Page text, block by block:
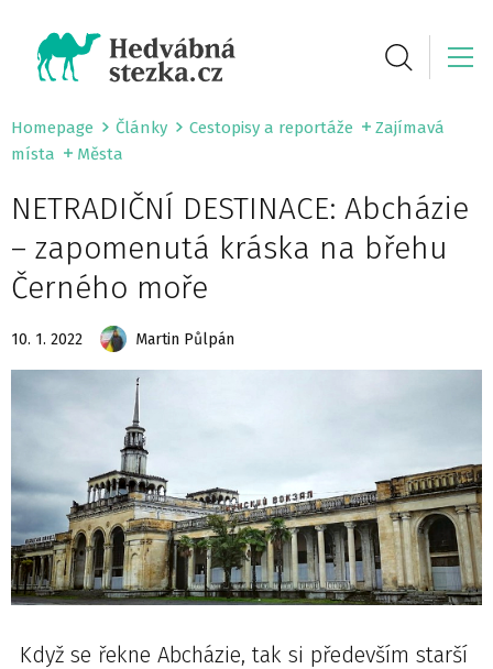
Homepage Články Cestopisy a reportáže
Zajímavá
místa
Města
NETRADIČNÍ DESTINACE: Abcházie
– zapomenutá kráska na břehu
Černého moře
10. 1. 2022 Martin Půlpán
Když se řekne Abcházie, tak si především starší